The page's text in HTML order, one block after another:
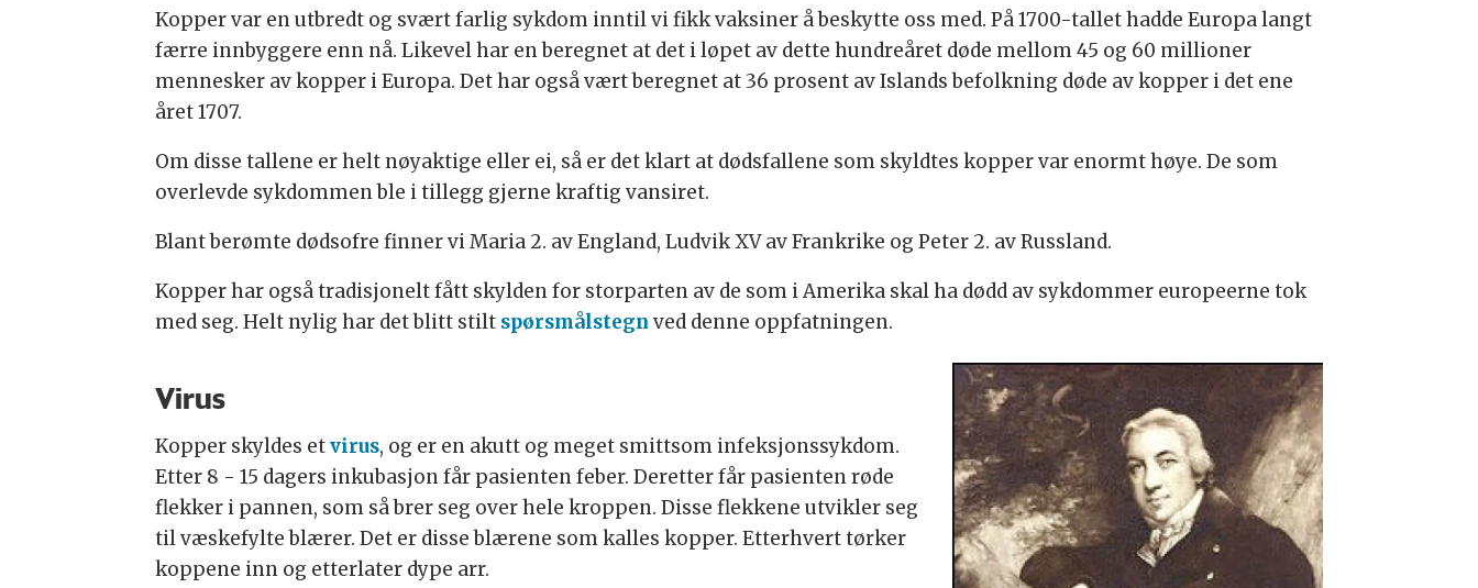
Kopper var en utbredt og svært farlig sykdom inntil vi fikk vaksiner å beskytte oss med. På 1700-tallet hadde Europa langt
færre innbyggere enn nå. Likevel har en beregnet at det i løpet av dette hundreåret døde mellom 45 og 60 millioner
mennesker av kopper i Europa. Det har også vært beregnet at 36 prosent av Islands befolkning døde av kopper i det ene
året 1707.
Om disse tallene er helt nøyaktige eller ei, så er det klart at dødsfallene som skyldtes kopper var enormt høye. De som
overlevde sykdommen ble i tillegg gjerne kraftig vansiret.
Blant berømte dødsofre finner vi Maria 2. av England, Ludvik XV av Frankrike og Peter 2. av Russland.
Kopper har også tradisjonelt fått skylden for storparten av de som i Amerika skal ha dødd av sykdommer europeerne tok
med seg. Helt nylig har det blitt stilt spørsmålstegn ved denne oppfatningen.
Virus
Kopper skyldes etvirus, og er en akutt og meget smittsom infeksjonssykdom.
Etter 8 - 15 dagers inkubasjon får pasienten feber. Deretter får pasienten røde
flekker i pannen, som så brer seg over hele kroppen. Disse flekkene utvikler seg
til væskefylte blærer. Det er disse blærene som kalles kopper. Etterhvert tørker
koppene inn og etterlater dype arr.